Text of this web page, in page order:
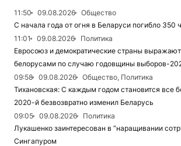
11:50 09.08.2026
Общество
С начала года от огня в Беларуси погибло 350
11:01
09.08.2026
Политика
Евросоюз и демократические страны
белорусами по случаю годовщины выборов-
09:58
09.08.2026
Общество, Политика
Тихановская: С каждым годом становится все
2020-й безвозвратно изменил Беларусь
09:05
09.08.2026
Политика
Лукашенко заинтересован в “наращивании
Сингапуром